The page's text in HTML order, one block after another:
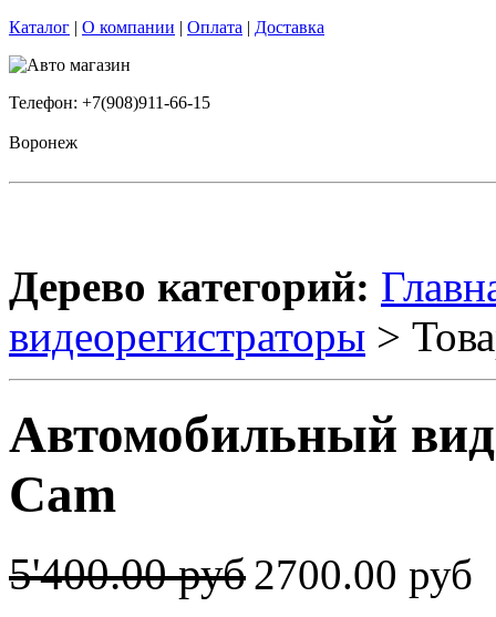
Каталог | О компании | Оплата | Доставка
Телефон: +7(908)911-66-15
Воронеж
Дерево категорий:
видеорегистраторы >
Автомобильный
Cam
5'400.00 руб2700.00 руб